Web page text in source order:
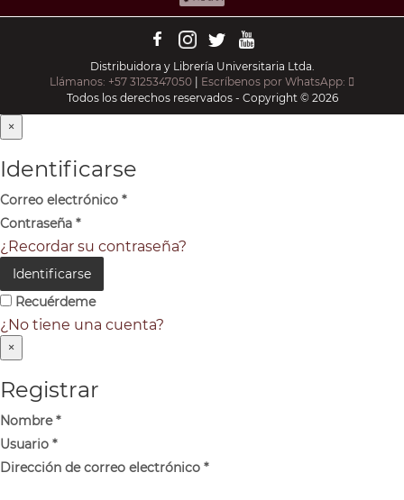
Distribuidora y Librería Universitaria Ltda.
Llámanos: +57 3125347050 | Escríbenos por WhatsApp:
Todos los derechos reservados - Copyright © 2026
×
Identificarse
Correo electrónico *
Contraseña *
¿Recordar su contraseña?
Identificarse
Recuérdeme
¿No tiene una cuenta?
×
Registrar
Nombre*
Usuario *
Dirección de correo electrónico *